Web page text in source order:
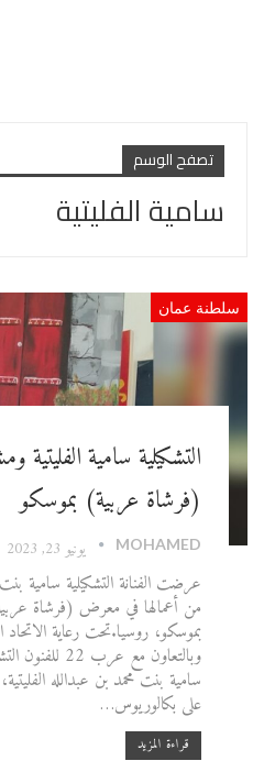
تصفح الوسم
سامية الفليتية
سلطنة عمان
التشكيلية سامية
(فرشاة عربية) بموسكو
MOHAMED يونيو 23, 2023
عرضت الفنانة التشكيلية سامية بنت
من أعمالها في معرض (فرشاة
بموسكو، روسيا.تحت رعاية الاتحاد
وبالتعاون مع
سامية بنت محمد بن عبدالله
على بكالوريوس…
قراءة المزيد